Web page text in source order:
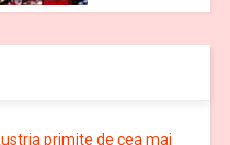
primite de cea mai